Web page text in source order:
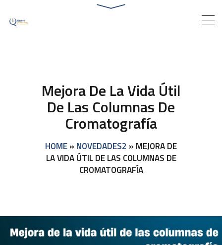
Mejora De La Vida Útil
De Las Columnas De
Cromatografía
HOME» NOVEDADES2 » MEJORA DE
LA VIDA ÚTIL DE LAS COLUMNAS DE
CROMATOGRAFÍA